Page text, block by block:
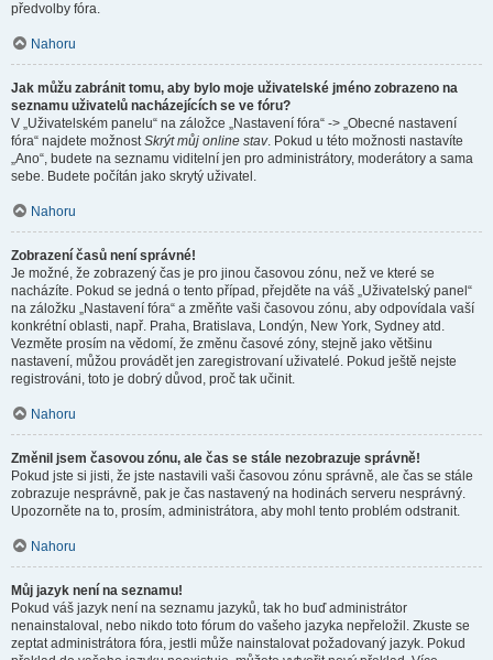
předvolby fóra.
Nahoru
Jak můžu zabránit tomu, aby bylo moje uživatelské jméno zobrazeno na
seznamu uživatelů nacházejících se ve fóru?
V „Uživatelském panelu“ na záložce „Nastavení fóra“ -> „Obecné nastavení
fóra“ najdete možnostSkrýt můj online stav. Pokud u této možnosti nastavíte
„Ano“, budete na seznamu viditelní jen pro administrátory, moderátory a sama
sebe. Budete počítán jako skrytý uživatel.
Nahoru
Zobrazení časů není správné!
Je možné, že zobrazený čas je pro jinou časovou zónu, než ve které se
nacházíte. Pokud se jedná o tento případ, přejděte na váš „Uživatelský panel“
na záložku „Nastavení fóra“ a změňte vaši časovou zónu, aby odpovídala vaší
konkrétní oblasti, např. Praha, Bratislava, Londýn, New York, Sydney atd.
Vezměte prosím na vědomí, že změnu časové zóny, stejně jako většinu
nastavení, můžou provádět jen zaregistrovaní uživatelé. Pokud ještě nejste
registrováni, toto je dobrý důvod, proč tak učinit.
Nahoru
Změnil jsem časovou zónu, ale čas se stále nezobrazuje správně!
Pokud jste si jisti, že jste nastavili vaši časovou zónu správně, ale čas se stále
zobrazuje nesprávně, pak je čas nastavený na hodinách serveru nesprávný.
Upozorněte na to, prosím, administrátora, aby mohl tento problém odstranit.
Nahoru
Můj jazyk není na seznamu!
Pokud váš jazyk není na seznamu jazyků, tak ho buď administrátor
nenainstaloval, nebo nikdo toto fórum do vašeho jazyka nepřeložil. Zkuste se
zeptat administrátora fóra, jestli může nainstalovat požadovaný jazyk. Pokud